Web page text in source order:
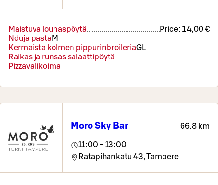
Maistuva lounaspöytä Price: 14,00 €
Nduja pasta M
Kermaista kolmen pippurinbroileriaGL
Raikas ja runsas salaattipöytä
Pizzavalikoima
Moro Sky Bar 66.8 km
11:00 - 13:00
Ratapihankatu 43, Tampere